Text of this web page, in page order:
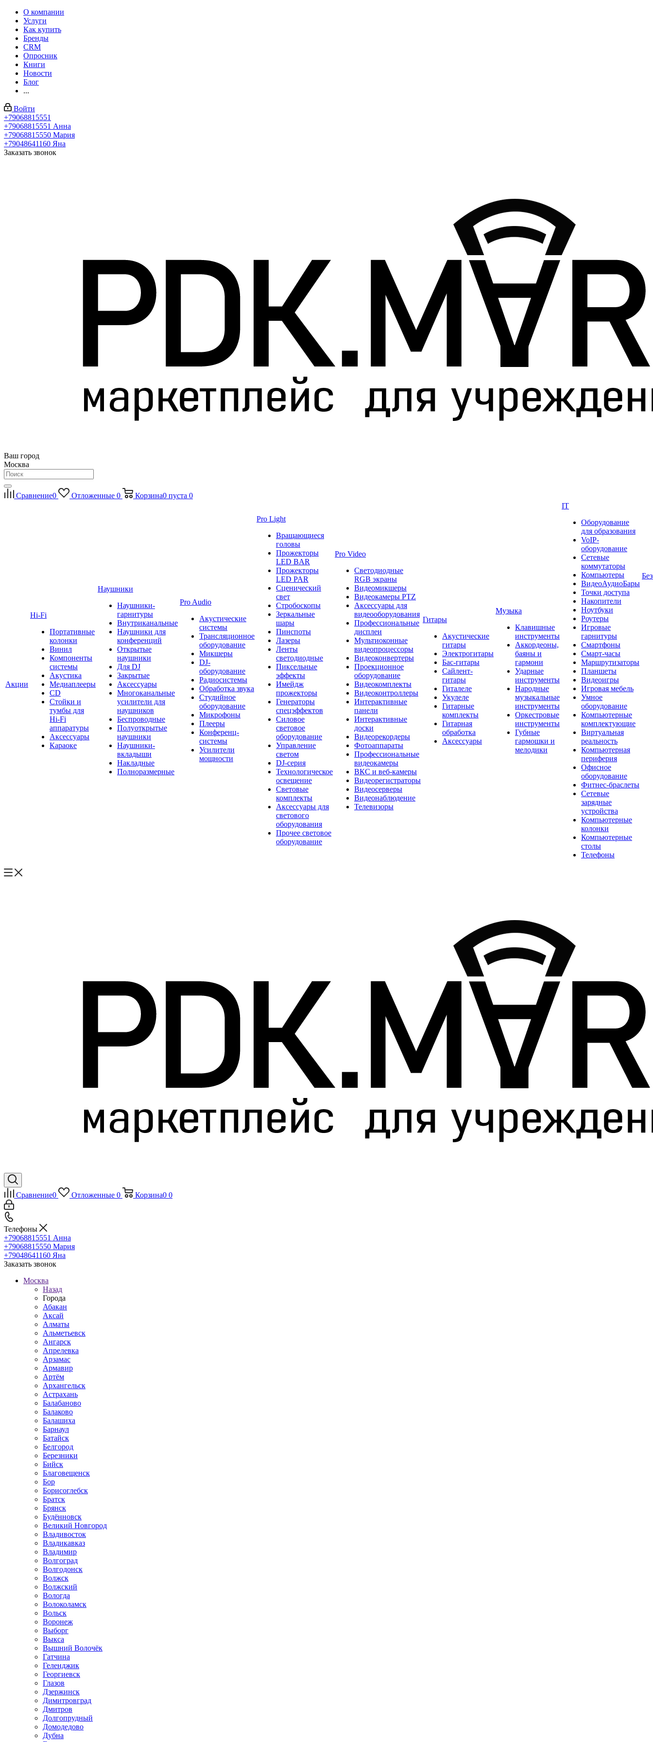
О компании
Услуги
Как купить
Бренды
CRM
Опросник
Книги
Новости
Блог
...
Войти
+79068815551
+79068815551 Анна
+79068815550 Мария
+79048641160 Яна
Заказать звонок
Ваш город
Москва
Сравнение0 Отложенные 0 Корзина0 пуста 0
Акции
Hi-Fi
Портативные
колонки
Винил
Компоненты
системы
Акустика
Медиаплееры
CD
Стойки и
тумбы для
Hi-Fi
аппаратуры
Аксессуары
Караоке
Наушники
Наушники-
гарнитуры
Внутриканальные
Наушники для
конференций
Открытые
наушники
Для DJ
Закрытые
Аксессуары
Многоканальные
усилители для
наушников
Беспроводные
Полуоткрытые
наушники
Наушники-
вкладыши
Накладные
Полноразмерные
Pro Audio
Акустические
системы
Трансляционное
оборудование
Микшеры
DJ-
оборудование
Радиосистемы
Обработка звука
Студийное
оборудование
Микрофоны
Плееры
Конференц-
системы
Усилители
мощности
Pro Light
Вращающиеся
головы
Прожекторы
LED BAR
Прожекторы
LED PAR
Сценический
свет
Стробоскопы
Зеркальные
шары
Пинспоты
Лазеры
Ленты
светодиодные
Пиксельные
эффекты
Имейдж
прожекторы
Генераторы
спецэффектов
Силовое
световое
оборудование
Управление
светом
DJ-серия
Технологическое
освещение
Световые
комплекты
Аксессуары для
светового
оборудования
Прочее световое
оборудование
Pro Video
Светодиодные
RGB экраны
Видеомикшеры
Видеокамеры PTZ
Аксессуары для
видеооборудования
Профессиональные
дисплеи
Мультиоконные
видеопроцессоры
Видеоконвертеры
Проекционное
оборудование
Видеокомплекты
Видеоконтроллеры
Интерактивные
панели
Интерактивные
доски
Видеорекордеры
Фотоаппараты
Профессиональные
видеокамеры
ВКС и веб-камеры
Видеорегистраторы
Видеосерверы
Видеонаблюдение
Телевизоры
Гитары
Акустические
гитары
Электрогитары
Бас-гитары
Сайлент-
гитары
Гиталеле
Укулеле
Гитарные
комплекты
Гитарная
обработка
Аксессуары
Музыка
Клавишные
инструменты
Аккордеоны,
баяны и
гармони
Ударные
инструменты
Народные
музыкальные
инструменты
Оркестровые
инструменты
Губные
гармошки и
мелодики
IT
Оборудование
для образования
VoIP-
оборудование
Сетевые
коммутаторы
Компьютеры
ВидеоАудиоБары
Точки доступа
Накопители
Ноутбуки
Роутеры
Игровые
гарнитуры
Смартфоны
Смарт-часы
Маршрутизаторы
Планшеты
Видеоигры
Игровая мебель
Умное
оборудование
Компьютерные
комплектующие
Виртуальная
реальность
Компьютерная
периферия
Офисное
оборудование
Фитнес-браслеты
Сетевые
зарядные
устройства
Компьютерные
колонки
Компьютерные
столы
Телефоны
Сравнение0 Отложенные 0 Корзина0 0
Телефоны
+79068815551 Анна
+79068815550 Мария
+79048641160 Яна
Заказать звонок
Москва
Назад
Города
Абакан
Аксай
Алматы
Альметьевск
Ангарск
Апрелевка
Арзамас
Армавир
Артём
Архангельск
Астрахань
Балабаново
Балаково
Балашиха
Барнаул
Батайск
Белгород
Березники
Бийск
Благовещенск
Бор
Борисоглебск
Братск
Брянск
Будённовск
Великий Новгород
Владивосток
Владикавказ
Владимир
Волгоград
Волгодонск
Волжск
Волжский
Вологда
Волоколамск
Вольск
Воронеж
Выборг
Выкса
Вышний Волочёк
Гатчина
Геленджик
Георгиевск
Глазов
Дзержинск
Димитровград
Дмитров
Долгопрудный
Домодедово
Дубна